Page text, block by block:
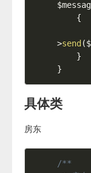
{
>send (
}
}
具体类
房东
/**